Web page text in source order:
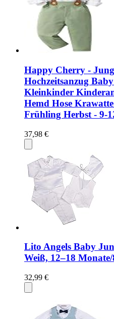
Happy Cherry -
Hochzeitsanzug
Kleinkinder
Hemd Hose
Frühling Herbst - 9-
37,98 €
Lito Angels Baby
Weiß, 12–18 Monate/
32,99 €